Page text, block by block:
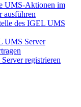
UMS-Aktionen im
des IGEL UMS
UMS Server
registrieren